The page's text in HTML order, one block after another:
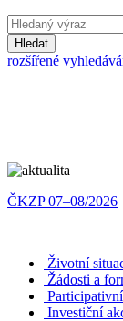
Hledat
rozšířené
ČKZP 07–08/2026
Životní
Žádosti a
Investiční